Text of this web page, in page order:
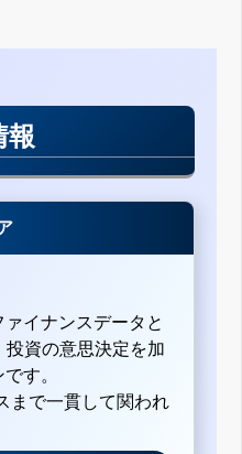
報
イナンスデータと
資の意思決定を加
す。
まで一貫して関われ